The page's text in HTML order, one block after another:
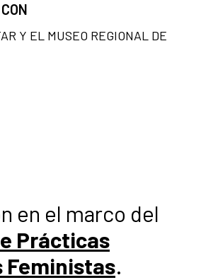
en el marco del
Prácticas
.
Y EL MUSEO REGIONAL DE